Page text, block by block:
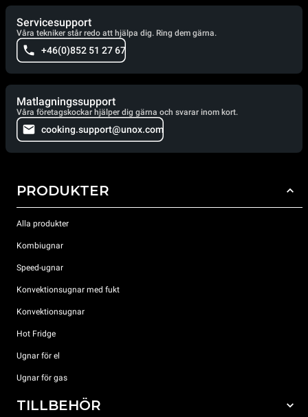
Servicesupport
Våra tekniker står redo att hjälpa dig. Ring dem gärna.
+46(0)852 51 27 67
Matlagningssupport
Våra företagskockar hjälper dig gärna och svarar inom kort.
cooking.support@unox.com
PRODUKTER
Alla produkter
Kombiugnar
Speed-ugnar
Konvektionsugnar med fukt
Konvektionsugnar
Hot Fridge
Ugnar för el
Ugnar för gas
TILLBEHÖR